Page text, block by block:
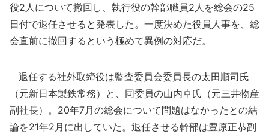
役2人について撤回し、執行役の幹部職員2人を総会の25
日付で退任させると発表した。一度決めた役員人事を、総
会直前に撤回するという極めて異例の対応だ。
退任する社外取締役は監査委員会委員長の太田順司氏
（元新日本製鉄常務）と、同委員の山内卓氏（元三井物産
副社長）。20年7月の総会について問題はなかったとの結
論を21年2月に出していた。退任させる幹部は豊原正恭副